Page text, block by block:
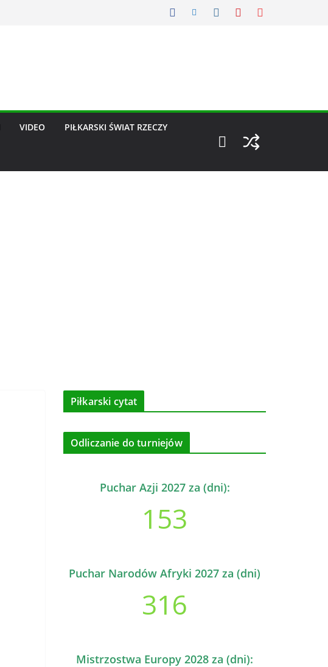
VIDEO PIŁKARSKI ŚWIAT RZECZY
Piłkarski cytat
Odliczanie do turniejów
Puchar Azji 2027 za (dni):
153
Puchar Narodów Afryki 2027 za (dni)
316
Mistrzostwa Europy 2028 za (dni):